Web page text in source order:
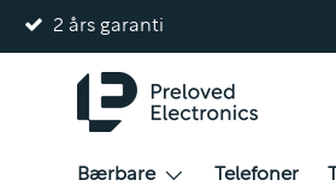
2 års garanti
Bærbare Telefoner